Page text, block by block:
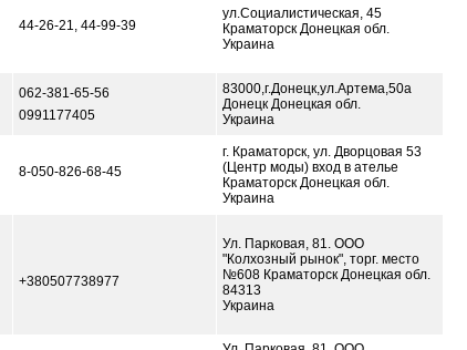
44-26-21, 44-99-39
ул.Социалистическая, 45
Краматорск Донецкая обл.
Украина
062-381-65-56
0991177405
83000,г.Донецк,ул.Артема,50а
Донецк Донецкая обл.
Украина
8-050-826-68-45
г. Краматорск, ул. Дворцовая 53
(Центр моды) вход в ателье
Краматорск Донецкая обл.
Украина
+380507738977
Ул. Парковая, 81. ООО
"Колхозный рынок", торг. место
№608 Краматорск Донецкая обл.
84313
Украина